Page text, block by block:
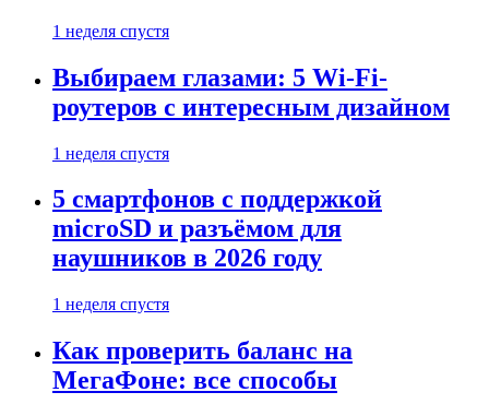
1 неделя спустя
Выбираем глазами: 5 Wi-Fi-
роутеров с интересным дизайном
1 неделя спустя
5 смартфонов с поддержкой
microSD и разъёмом для
наушников в 2026 году
1 неделя спустя
Как проверить баланс на
МегаФоне: все способы